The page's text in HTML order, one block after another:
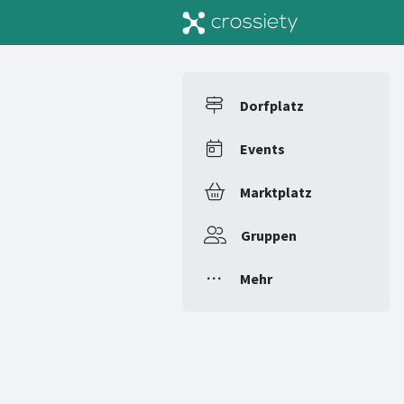
Dorfplatz
Events
Marktplatz
Gruppen
Mehr